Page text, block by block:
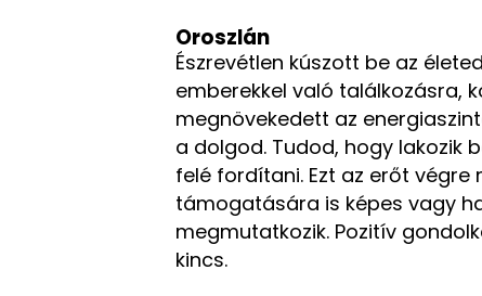
Oroszlán
Észrevétlen kúszott be az
emberekkel való találkozásra,
megnövekedett az
a dolgod. Tudod, hogy lakozik
felé fordítani. Ezt az erőt
támogatására is képes vagy
megmutatkozik. Pozitív
kincs.